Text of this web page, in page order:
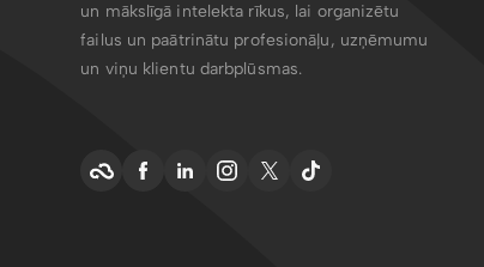
un mākslīgā intelekta rīkus, lai organizētu
failus un paātrinātu profesionāļu, uzņēmumu
un viņu klientu darbplūsmas.